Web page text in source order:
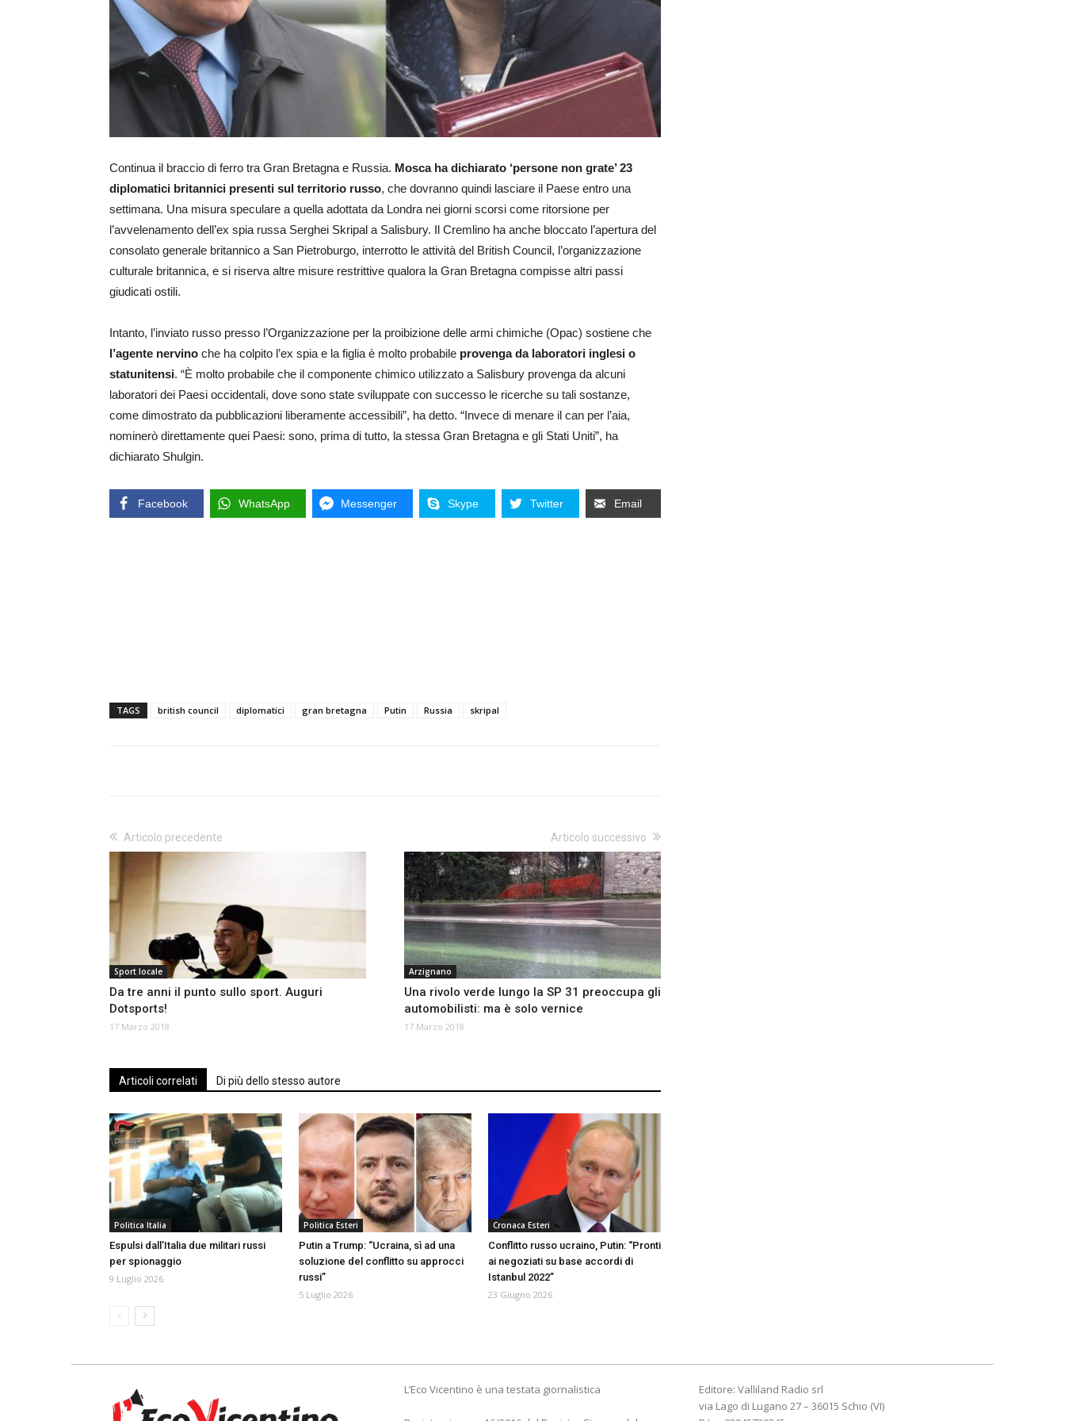
Continua il braccio di ferro tra Gran Bretagna e Russia. Mosca ha dichiarato ‘persone non grate’ 23
diplomatici britannici presenti sul territorio russo, che dovranno quindi lasciare il Paese entro una
settimana. Una misura speculare a quella adottata da Londra nei giorni scorsi come ritorsione per
l’avvelenamento dell’ex spia russa Serghei Skripal a Salisbury. Il Cremlino ha anche bloccato l’apertura del
consolato generale britannico a San Pietroburgo, interrotto le attività del British Council, l’organizzazione
culturale britannica, e si riserva altre misure restrittive qualora la Gran Bretagna compisse altri passi
giudicati ostili.
Intanto, l’inviato russo presso l’Organizzazione per la proibizione delle armi chimiche (Opac) sostiene che
l’agente nervino che ha colpito l’ex spia e la figlia è molto probabile provenga da laboratori inglesi o
statunitensi. “È molto probabile che il componente chimico utilizzato a Salisbury provenga da alcuni
laboratori dei Paesi occidentali, dove sono state sviluppate con successo le ricerche su tali sostanze,
come dimostrato da pubblicazioni liberamente accessibili”, ha detto. “Invece di menare il can per l’aia,
nominerò direttamente quei Paesi: sono, prima di tutto, la stessa Gran Bretagna e gli Stati Uniti”, ha
dichiarato Shulgin.
Facebook WhatsApp Messenger Skype Twitter Email
TAGS british council diplomatici gran bretagna Putin Russia skripal
Articolo precedente
Sport locale
Da tre anni il punto sullo sport. Auguri
Dotsports!
17 Marzo 2018
Articolo successivo
Arzignano
Una rivolo verde lungo la SP 31 preoccupa gli
automobilisti: ma è solo vernice
17 Marzo 2018
Articoli correlati Di più dello stesso autore
Politica Italia
Espulsi dall’Italia due militari russi
per spionaggio
9 Luglio 2026
Politica Esteri
Putin a Trump: “Ucraina, sì ad una
soluzione del conflitto su approcci
russi”
5 Luglio 2026
Cronaca Esteri
Conflitto russo ucraino, Putin: “Pronti
ai negoziati su base accordi di
Istanbul 2022”
23 Giugno 2026
L’Eco Vicentino è una testata giornalistica
Editore: Valliland Radio srl
via Lago di Lugano 27 – 36015 Schio (VI)